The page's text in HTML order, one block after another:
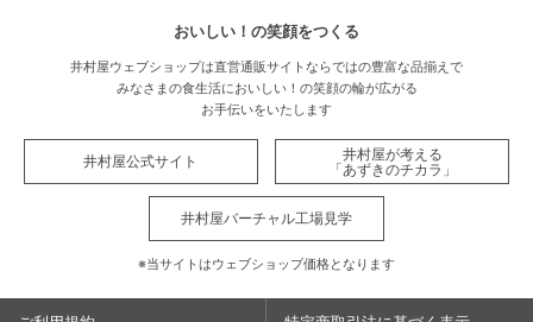
おいしい！の笑顔をつくる
井村屋ウェブショップは直営通販サイトならではの豊富な品揃えで
みなさまの食生活においしい！の笑顔の輪が広がる
お手伝いをいたします
井村屋公式サイト
井村屋が考える
「あずきのチカラ」
井村屋バーチャル工場見学
※当サイトはウェブショップ価格となります